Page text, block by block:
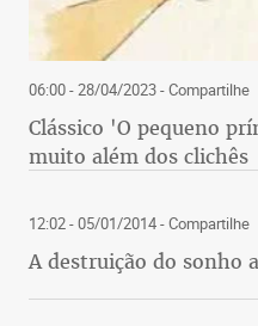
06:00 - 28/04/2023- Compartilhe
Clássico 'O pequeno
muito além dos clichês
12:02 - 05/01/2014- Compartilhe
A destruição do sonho